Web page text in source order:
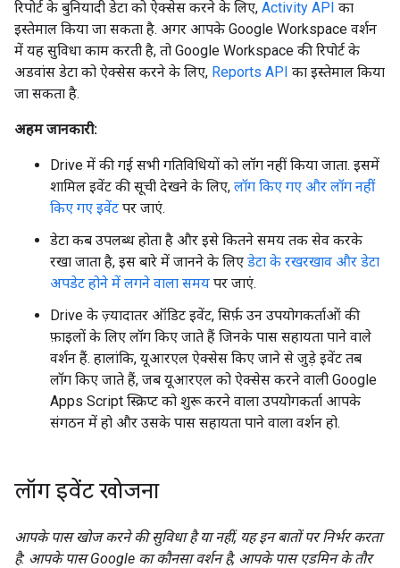
रिपोर्ट के बुनियादी डेटा को ऐक्सेस करने के लिए, Activity API का
इस्तेमाल किया जा सकता है. अगर आपके Google Workspace वर्शन
में यह सुविधा काम करती है, तो Google Workspace की रिपोर्ट के
अडवांस डेटा को ऐक्सेस करने के लिए, Reports API का इस्तेमाल किया
जा सकता है.
अहम जानकारी:
Drive में की गई सभी गतिविधियों को लॉग नहीं किया जाता. इसमें
शामिल इवेंट की सूची देखने के लिए, लॉग किए गए और लॉग नहीं
किए गए इवेंट पर जाएं.
डेटा कब उपलब्ध होता है और इसे कितने समय तक सेव करके
रखा जाता है, इस बारे में जानने के लिए डेटा के रखरखाव और डेटा
अपडेट होने में लगने वाला समय पर जाएं.
Drive के ज़्यादातर ऑडिट इवेंट, सिर्फ़ उन उपयोगकर्ताओं की
फ़ाइलों के लिए लॉग किए जाते हैं जिनके पास सहायता पाने वाले
वर्शन हैं. हालांकि, यूआरएल ऐक्सेस किए जाने से जुड़े इवेंट तब
लॉग किए जाते हैं, जब यूआरएल को ऐक्सेस करने वाली Google
Apps Script स्क्रिप्ट को शुरू करने वाला उपयोगकर्ता आपके
संगठन में हो और उसके पास सहायता पाने वाला वर्शन हो.
लॉग इवेंट खोजना
आपके पास खोज करने की सुविधा है या नहीं, यह इन बातों पर निर्भर करता
है: आपके पास Google का कौनसा वर्शन है, आपके पास एडमिन के तौर